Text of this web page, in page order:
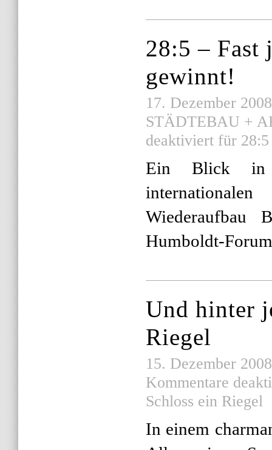
28:5 – Fast
gewinnt!
17. Dezember
STÄDTEBAU +
deaktiviert für
Ein Blick in
Wiederaufbau
Humboldt-
Und hinter
Riegel
15. Dezember
Kommentare
Schloss ein Riegel
In einem